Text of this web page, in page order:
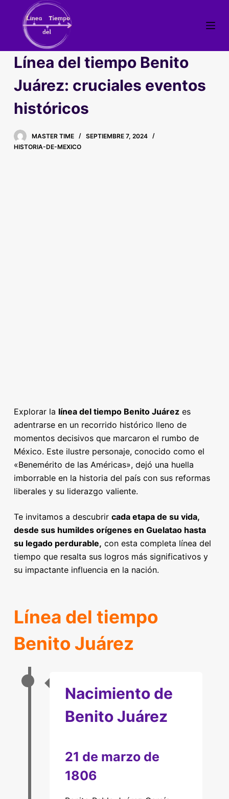
t
a
o
n
Línea del tiempo Benito
Juárez: cruciales eventos
históricos
MASTER TIME
SEPTIEMBRE 7, 2024
HISTORIA-DE-MEXICO
Explorar la línea del tiempo Benito Juárezes
adentrarse en un recorrido histórico lleno de
momentos decisivos que marcaron el rumbo de
México. Este ilustre personaje, conocido como el
«Benemérito de las Américas», dejó una huella
imborrable en la historia del país con sus reformas
liberales y su liderazgo valiente.
Te invitamos a descubrir cada etapa de su vida,
desde sus humildes orígenes en Guelatao hasta
su legado perdurable, con esta completa línea del
tiempo que resalta sus logros más significativos y
su impactante influencia en la nación.
Línea del tiempo
Benito Juárez
Nacimiento de
Benito Juárez
21 de marzo de
1806